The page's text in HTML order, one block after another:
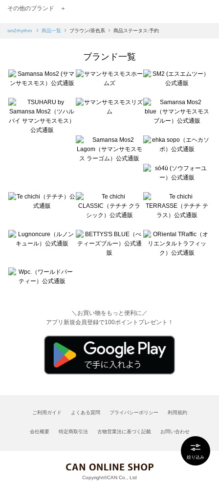
絞り込み
TSUHARU by Samansa Mos2（ツハルバイサマンサモスモス）の一覧
Samansa Mos2 blue（サマンサモスモス ブルー）の一覧
Te chichi（テチチ）の一覧
Te chichi CLASSIC（テチチ クラシック）の一覧
Lugnoncure（ルノンキュール）の一覧
BETTY'S BLUE（べティーズブルー）の一覧
Wpc.（ワールドパーティー）の一覧
その他のブランド ＋
sm2rhythm 商品一覧 ブラウン/茶色系 商品ステータス:予約
ブランド一覧
＼お買い物をもっと便利に／
アプリ新規会員登録で100ポイントプレゼント！
ご利用ガイド よくある質問 プライバシーポリシー 利用規約
会社概要 特定商取引法 古物営業法に基づく記載 お問い合わせ
Copyright©CAN Co., Ltd